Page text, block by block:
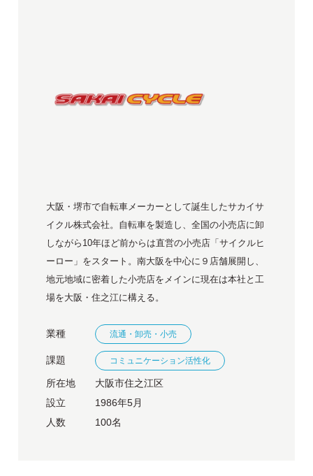
大阪・堺市で自転車メーカーとして誕生したサカイサ
イクル株式会社。自転車を製造し、全国の小売店に卸
しながら10年ほど前からは直営の小売店「サイクルヒ
ーロー」をスタート。南大阪を中心に９店舗展開し、
地元地域に密着した小売店をメインに現在は本社と工
場を大阪・住之江に構える。
業種 流通・卸売・小売
課題 コミュニケーション活性化
所在地
大阪市住之江区
設立
1986年5月
人数
100名